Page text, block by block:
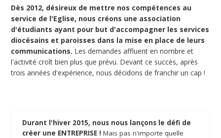
Dès 2012, désireux de mettre nos compétences au
service de l'Eglise, nous créons une association
d'étudiants ayant pour but d'accompagner les services
diocésains et paroisses dans la mise en place de leurs
communications. Les demandes affluent en nombre et
l'activité croît bien plus que prévu. Devant ce succès, après
trois années d'expérience, nous décidons de franchir un cap !
Durant l'hiver 2015, nous nous lançons le défi de
créer une ENTREPRISE ! Mais pas n'importe quelle